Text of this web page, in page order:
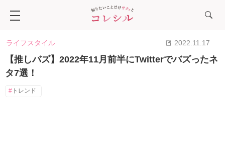
ライフスタイル 2022.11.17
【推しバズ】2022年11月前半にTwitterでバズったネ
タ7選！
トレンド